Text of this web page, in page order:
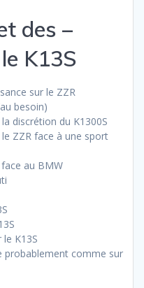
des –
K13S
sur le ZZR
besoin)
discrétion du K1300S
ZZR face à une sport
au BMW
K13S
probablement comme sur